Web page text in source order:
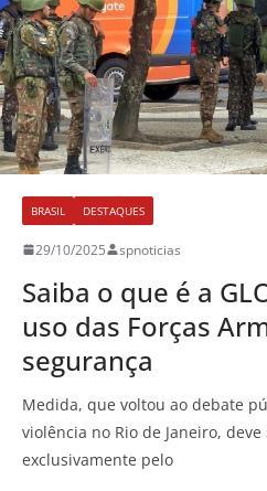
BRASIL DESTAQUES
29/10/2025 spnoticias
Saiba o que é a
uso das Forças
segurança
Medida, que voltou ao debate
violência no Rio de Janeiro,
exclusivamente pelo